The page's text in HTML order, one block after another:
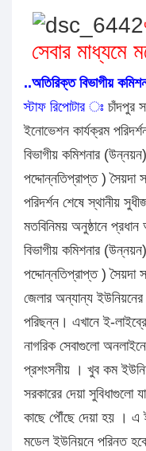
সেবার মাধ্যমে
..অতিরিক্ত বিভাগীয়
স্টাফ রিপোটার ঃ চাঁদপুর
ইনোভেশন কার্যক্রম
বিভাগীয় কমিশনার
পদ্দোন্নতিপ্রাপ্ত ) সৈয়দা
পরিদর্শন শেষে স্থানীয়
মতবিনিময় অনুষ্ঠানে প্রধান
বিভাগীয় কমিশনার
পদ্দোন্নতিপ্রাপ্ত ) সৈয়দা
জেলার অন্যান্য
পরিছন্ন। এখানে ই-
নাগরিক সেবাগুলো
প্রশংসনীয় । খুব কম
সরকারের দেয়া সুবিধাগুলো
কাছে পৌঁছে দেয়া হয় । এ
মডেল ইউনিয়নে পরিনত